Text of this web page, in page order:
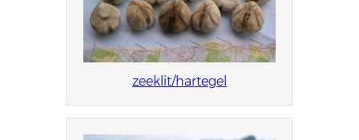
zeeklit/hartegel